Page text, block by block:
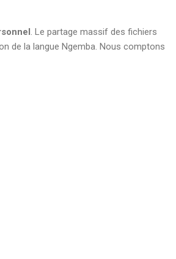
. Le partage massif des fichiers
de la langue Ngemba. Nous comptons